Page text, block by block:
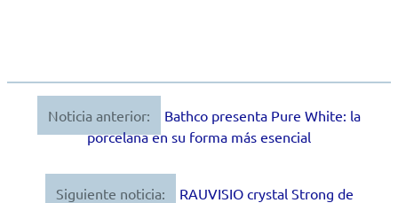
Navegación
entradas
Noticia anterior:
Bathco presenta Pure White: la
porcelana en su forma más esencial
Siguiente noticia:
RAUVISIO crystal Strong de